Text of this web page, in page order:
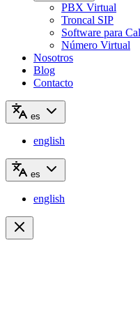
PBX Virtual
Troncal SIP
Software para
Número Virtual
Nosotros
Blog
Contacto
es
english
es
english